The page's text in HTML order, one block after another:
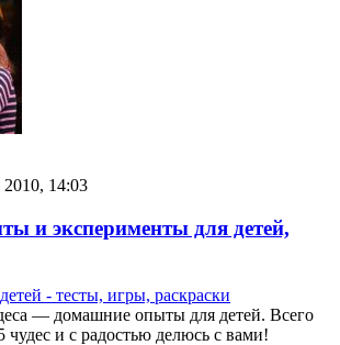
2010, 14:03
и эксперименты для детей,
- тесты, игры, раскраски
— домашние опыты для детей. Всего
чудес и с радостью делюсь с вами!